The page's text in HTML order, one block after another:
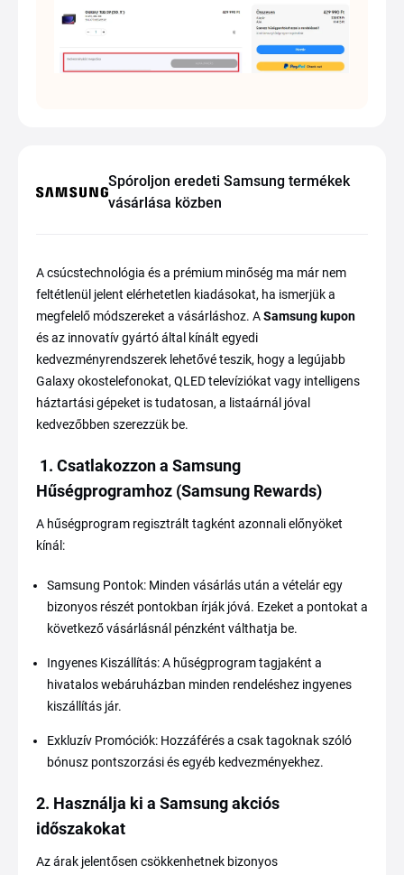
Spóroljon eredeti Samsung termékek
vásárlása közben
A csúcstechnológia és a prémium minőség ma már nem
feltétlenül jelent elérhetetlen kiadásokat, ha ismerjük a
megfelelő módszereket a vásárláshoz. ASamsung kupon
és az innovatív gyártó által kínált egyedi
kedvezményrendszerek lehetővé teszik, hogy a legújabb
Galaxy okostelefonokat, QLED televíziókat vagy intelligens
háztartási gépeket is tudatosan, a listaárnál jóval
kedvezőbben szerezzük be.
1. Csatlakozzon a Samsung
Hűségprogramhoz (Samsung Rewards)
A hűségprogram regisztrált tagként azonnali előnyöket
kínál:
Samsung Pontok: Minden vásárlás után a vételár egy
bizonyos részét pontokban írják jóvá. Ezeket a pontokat a
következő vásárlásnál pénzként válthatja be.
Ingyenes Kiszállítás: A hűségprogram tagjaként a
hivatalos webáruházban minden rendeléshez ingyenes
kiszállítás jár.
Exkluzív Promóciók: Hozzáférés a csak tagoknak szóló
bónusz pontszorzási és egyéb kedvezményekhez.
2. Használja ki a Samsung akciós
időszakokat
Az árak jelentősen csökkenhetnek bizonyos